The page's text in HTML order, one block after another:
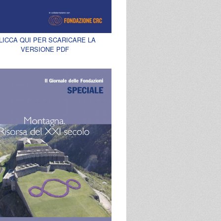
QUI PER SCARICARE LA
VERSIONE PDF